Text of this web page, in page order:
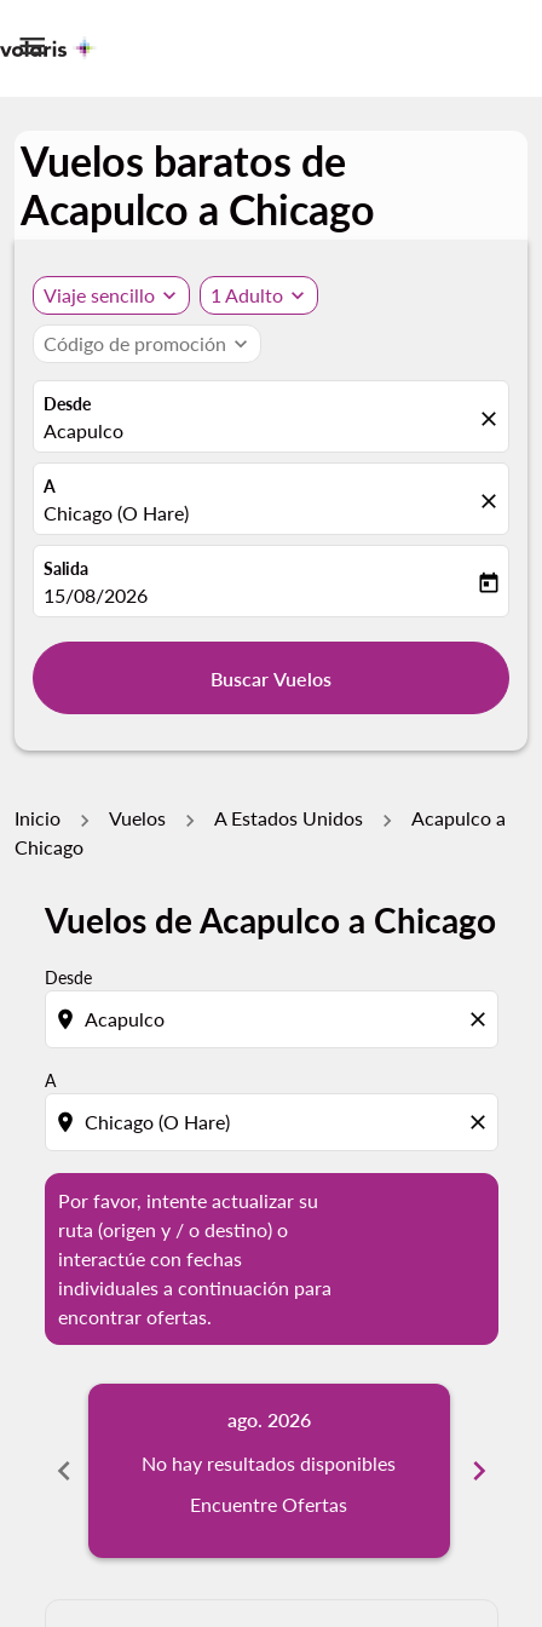

Vuelos baratos de
Acapulco a Chicago
Viaje sencillo expand_more 1 Adulto expand_more
Código de promoción expand_more
Desde
Acapulco close
A
Chicago (O Hare) close
Salida
fc-booking-departure-date-aria-label
15/08/2026 today
Buscar Vuelos
Inicio Vuelos A Estados Unidos
Acapulco a
Chicago
Vuelos de Acapulco a Chicago
Desde
location_on close
A
location_on close
Por favor, intente actualizar su
ruta (origen y / o destino) o
interactúe con fechas
individuales a continuación para
encontrar ofertas.
Por favor, intente actualizar su ruta (origen y / o
chevron_left
ago. 2026
No hay resultados disponibles
Encuentre Ofertas
chevron_right